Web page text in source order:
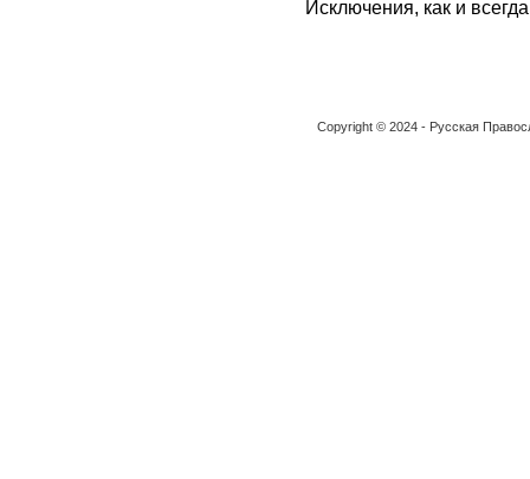
Исключения, как и
Copyright © 2024 - Русская